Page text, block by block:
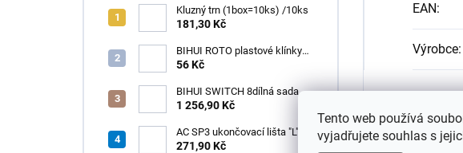
Tento web používá
vyjadřujete souhlas s
Kluzný trn (1box=10ks) /10ks
181,30 Kč
BIHUI ROTO plastové klínky
1–13 mm – balení 50 ks
56 Kč
BIHUI SWITCH 8dílná sada
zubových hladítek INOX –
boxu
1 256,90 Kč
AC SP3 ukončovací lišta "L",
PREMIUM, hliník elox titan, v:
271,90 Kč
EAN:
Výrobce: